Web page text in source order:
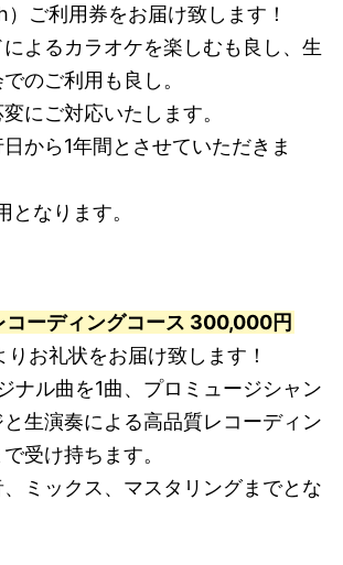
ご利用券をお届け致します！
よるカラオケを楽しむも良し、生
のご利用も良し。
にご対応いたします。
から1年間とさせていただきま
となります。
コーディングコース 300,000円
お礼状をお届け致します！
ナル曲を1曲、プロミュージシャン
生演奏による高品質レコーディン
受け持ちます。
ミックス、マスタリングまでとな